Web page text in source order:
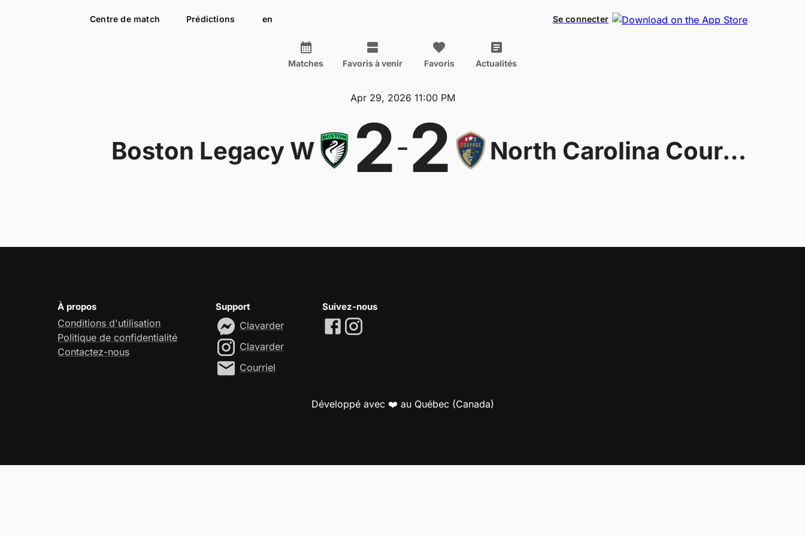
Centre de match Prédictions en Se connecter
Matches Favoris à venir Favoris Actualités
Apr 29, 2026 11:00 PM
Boston Legacy W 2-2 North Carolina Courage W
À propos
Conditions d'utilisation
Politique de confidentialité
Contactez-nous
Support
Clavarder
Clavarder
Courriel
Suivez-nous
Développé avec ❤️ au Québec (Canada)